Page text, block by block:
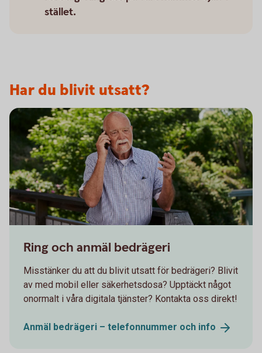
stället.
Har du blivit utsatt?
Ring och anmäl bedrägeri
Misstänker du att du blivit utsatt för bedrägeri? Blivit
av med mobil eller säkerhetsdosa? Upptäckt något
onormalt i våra digitala tjänster? Kontakta oss direkt!
Anmäl bedrägeri – telefonnummer och info